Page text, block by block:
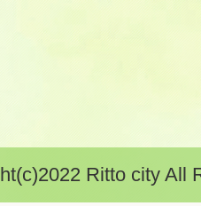
Ritto city All